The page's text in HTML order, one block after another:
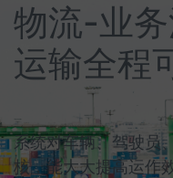
物流-业
运输全程
系统对车辆、驾驶员
核，能大大提高运作